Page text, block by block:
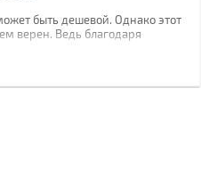
быть дешевой. Однако этот
верен. Ведь благодаря
стали доступны рядовому
стратегии продвижения